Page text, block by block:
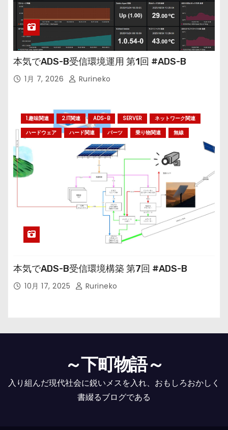
本気でADS-B受信環境運用 第1回 #ADS-B
1月 7, 2026 Rurineko
1.趣味関連 2.IT関連 ADS-B SERVER
ネットワーク関連
ハードウェア
ハード関連 パーツ 乗り物関連 無線
本気でADS-B受信環境構築 第7回 #ADS-B
10月 17, 2025 Rurineko
～下町物語～
入り組んだ現代社会に鋭いメスを入れ、おもしろおかしく
書綴るブログである